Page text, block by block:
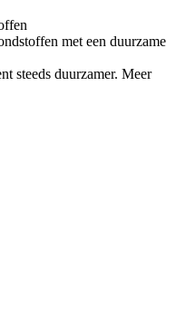
met een duurzame
steeds duurzamer. Meer